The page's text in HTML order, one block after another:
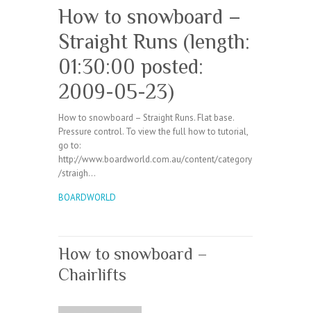
How to snowboard –
Straight Runs (length:
01:30:00 posted:
2009-05-23)
How to snowboard – Straight Runs. Flat base.
Pressure control. To view the full how to tutorial,
go to:
http://www.boardworld.com.au/content/category
/straigh…
BOARDWORLD
How to snowboard –
Chairlifts